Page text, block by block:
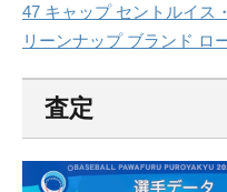
47 キャップ セントルイス
リーンナップ ブランド ロ
査定